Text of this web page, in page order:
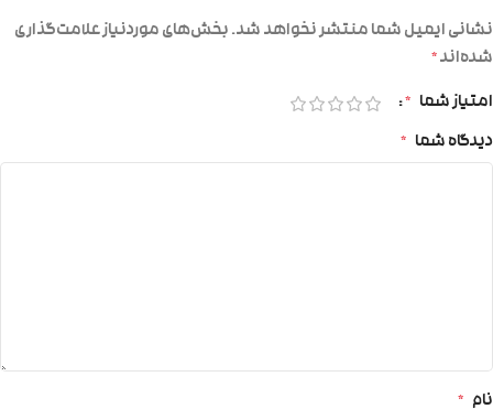
نشانی ایمیل شما منتشر نخواهد شد.بخش‌های موردنیاز علامت‌گذاری
شده‌اند*
امتیاز شما *
دیدگاه شما *
نام *